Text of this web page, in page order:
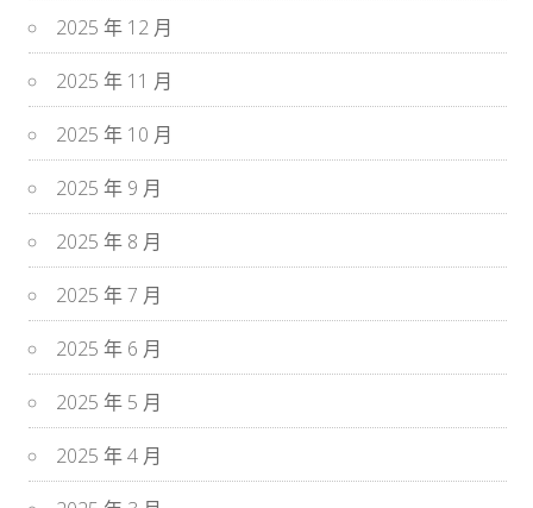
2025 年 12 月
2025 年 11 月
2025 年 10 月
2025 年 9 月
2025 年 8 月
2025 年 7 月
2025 年 6 月
2025 年 5 月
2025 年 4 月